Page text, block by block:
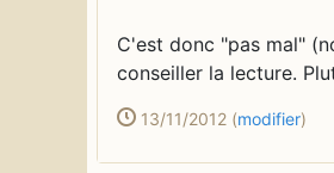
C'est donc "pas mal"
conseiller la lecture.
13/11/2012 (modifier)